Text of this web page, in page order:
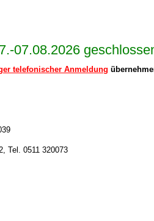
07.08.2026
telefonischer Anmeldung
Tel. 0511 320073